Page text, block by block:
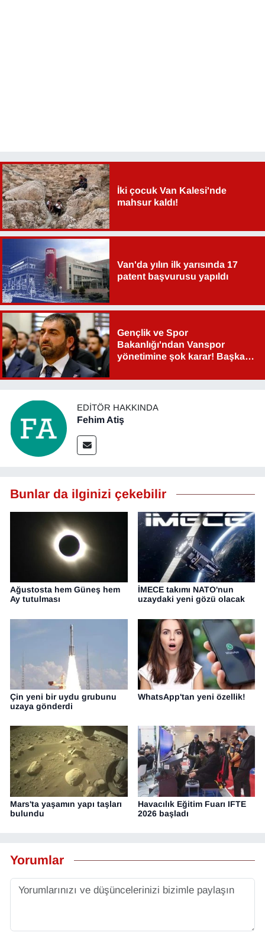
İki çocuk Van Kalesi'nde
mahsur kaldı!
Van'da yılın ilk yarısında 17
patent başvurusu yapıldı
Gençlik ve Spor
Bakanlığı'ndan Vanspor
yönetimine şok karar! Başkan
EDITÖR HAKKINDA
Fehim Atiş
Bunlar da ilginizi çekebilir
Ağustosta hem Güneş hem
Ay tutulması
İMECE takımı NATO'nun
uzaydaki yeni gözü olacak
Çin yeni bir uydu grubunu
uzaya gönderdi
WhatsApp'tan yeni özellik!
Mars'ta yaşamın yapı taşları
bulundu
Havacılık Eğitim Fuarı IFTE
2026 başladı
Yorumlar